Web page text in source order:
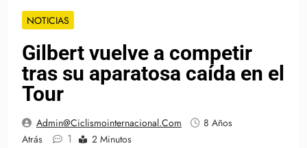
NOTICIAS
Gilbert vuelve a competir
tras su aparatosa caída en el
Tour
Admin@ciclismointernacional.com
8 Años
Atrás
1 2 Minutos